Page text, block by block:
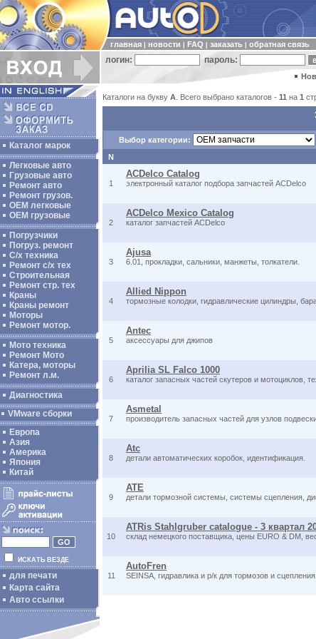
главная новости FAQ заказать обратная связь
логин: пароль:
Каталог марок
Легковые авто
Грузовые авто
Ремонт авто
Ремонт грузов.
ОЕМ легковые
OEM грузовые
Погрузчики
Погруз. ремонт
С/х техника
Ремонт с/х тех
Строительная
Ремонт стр. тех
Краны
Краны ремонт
Моторы
Ремонт мотор.
Мото техника
Ремонт Мото
Катера, моторы
Ремонт л.м.
Диагностика
VMware сборки
Европа
Азия
Америка
Япония
Китай
ИСКАТЬ ВЕЗДЕ
для печати
Карта сайта
Авто ссылки
Каталоги на букву A . Всего выбрано каталогов - 11 на 1
Выбор категории:
N
1
ACDelco Catalog
электронный каталог подбора запчастей ACDelco
2
ACDelco Mexico Catalog
каталог запчастей ACDelco
3
Ajusa
6.01, прокладки, сальники, манжеты, толкатели.
4
Allied Nippon
тормозные колодки, гидравлические цилиндры,
5
Antec
аксессуары для джипов
6
Aprilia SL Falco 1000
каталог запасных частей скутеров и мотоциклов,
7
Asmetal
производитель запасных частей для узлов
8
Atc
детали автоматических коробок, идентификация.
9
ATE
детали тормозной системы, системы сцепления,
10
ATRis Stahlgruber catalogue - 3 квартал
склад немецкого поставщика, цены EURO & DM,
11
AutoFren
SEINSA, гидравлика и р/к для тормозов и сцепления.